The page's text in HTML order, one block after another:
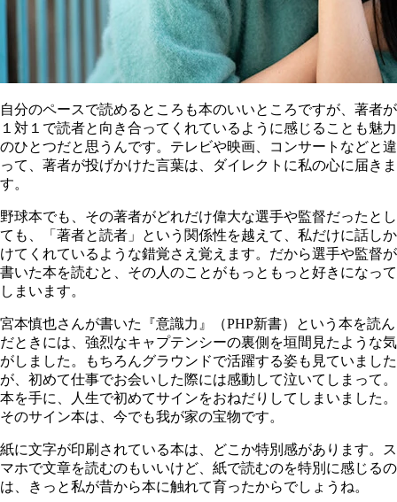
自分のペースで読めるところも本のいいところですが、著者が
１対１で読者と向き合ってくれているように感じることも魅力
のひとつだと思うんです。テレビや映画、コンサートなどと違
って、著者が投げかけた言葉は、ダイレクトに私の心に届きま
す。
野球本でも、その著者がどれだけ偉大な選手や監督だったとし
ても、「著者と読者」という関係性を越えて、私だけに話しか
けてくれているような錯覚さえ覚えます。だから選手や監督が
書いた本を読むと、その人のことがもっともっと好きになって
しまいます。
宮本慎也さんが書いた『意識力』（PHP新書）という本を読ん
だときには、強烈なキャプテンシーの裏側を垣間見たような気
がしました。もちろんグラウンドで活躍する姿も見ていました
が、初めて仕事でお会いした際には感動して泣いてしまって。
本を手に、人生で初めてサインをおねだりしてしまいました。
そのサイン本は、今でも我が家の宝物です。
紙に文字が印刷されている本は、どこか特別感があります。ス
マホで文章を読むのもいいけど、紙で読むのを特別に感じるの
は、きっと私が昔から本に触れて育ったからでしょうね。